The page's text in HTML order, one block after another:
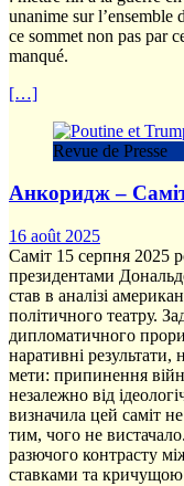
unanime sur l’ensemble
ce sommet non pas par
manqué.
[…]
Revue de Presse
Анкоридж – Саміт
16 août 2025
Саміт 15 серпня 2025
президентами
став в аналізі
політичного театру.
дипломатичного
наративні результати,
мети: припинення
незалежно від
визначила цей саміт
тим, чого не
разючого контрасту
ставками та кричущою